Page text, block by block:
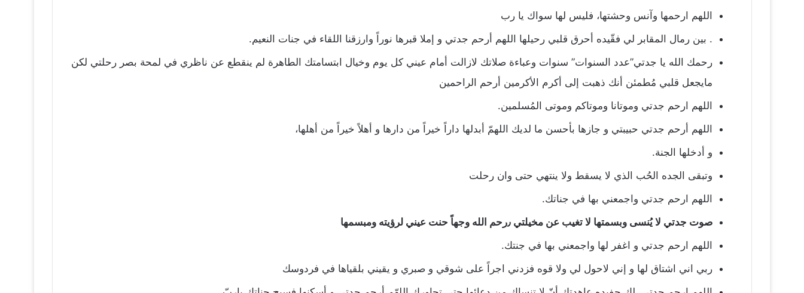
اللهم ارحمها وآنس وحشتها، فليس لها سواك يا رب
. بين رمال المقابر لي فقّيده أحرق قلبي رحيلها اللهم أرحم جدتي و إملا قبرها نوراً وارزقنا اللقاء في جنات النعيم.
رحمك الله يا جدتي”عدد السنوات” سنوات وعباءة صلاتك لازالت أمام عيني كل يوم وخيال ابتسامتك الطاهرة لم ينقطع عن ناظري في لمحة بصر رحلتي لكن
مايجعل قلبي مُطمئن أنك ذهبت إلى أكرم الأكرمين أرحم الراحمين
اللهم ارحم جدتي وموتانا وموتاكم وموتى المُسلمين.
اللهم أرحم جدتي حبيبتي و جازها بأحسن ما لديك اللهمّ أبدلها داراً خيراً من دارها و أهلاً خيراً من أهلها،
و أدخلها الجنة.
وتبقى الجده الحُب الذي لا يسقط ولا ينتهي حتى وان رحلت
اللهم ارحم جدتي واجمعني بها في جناتك.
صوت جدتي لا يُنسى وبسمتها لا تغيب عن مخيلتي ٫رحم الله وجهاً حنت عيني لرؤيته ومبسمها
اللهم ارحم جدتي و اغفر لها واجمعني بها في جنتك.
ربي اني اشتاق لها و إني لاحول لي ولا قوه فزدني اجراً على شوقي و صبري و يقيني بلقياها في فردوسك